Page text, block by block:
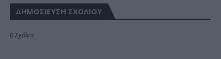
ΔΗΜΟΣΊΕΥΣΗ ΣΧΟΛΊΟΥ
0 Σχόλια